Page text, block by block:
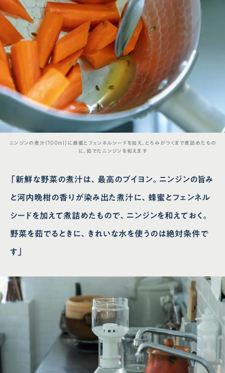
ソーシャルメディアポリシー
法人の皆様へ
取扱説明書
よくあるご質問
お問い合わせ
ニンジンの煮汁（100ml）に蜂蜜とフェンネルシードを加え、とろみがつくまで煮詰めたもの
に、茹でたニンジンを和えます
「新鮮な野菜の煮汁は、最高のブイヨン。ニンジンの旨み
と河内晩柑の香りが染み出た煮汁に、蜂蜜とフェンネル
シードを加えて煮詰めたもので、ニンジンを和えておく。
野菜を茹でるときに、きれいな水を使うのは絶対条件で
す」